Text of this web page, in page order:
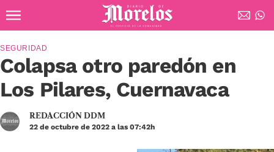
Diario de Morelos
Colapsa otro paredón en
Los Pilares, Cuernavaca
SEGURIDAD
REDACCIÓN DDM
22 de octubre de 2022 a las 07:42h